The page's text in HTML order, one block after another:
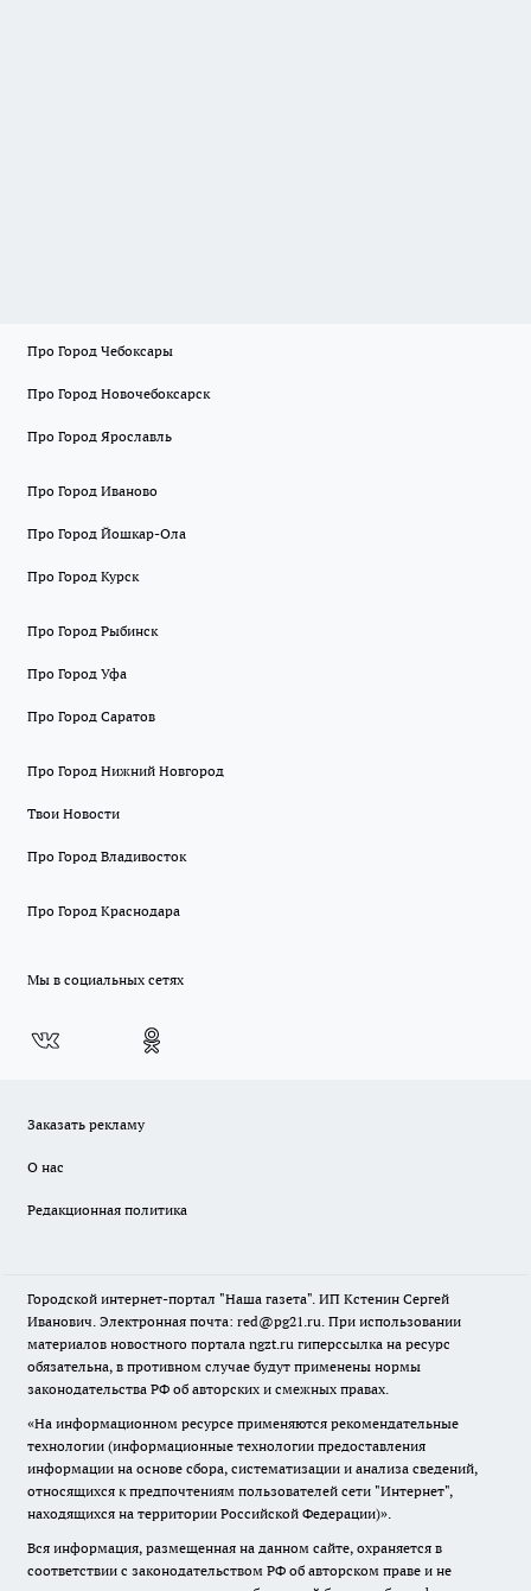
Про Город Чебоксары
Про Город Новочебоксарск
Про Город Ярославль
Про Город Иваново
Про Город Йошкар-Ола
Про Город Курск
Про Город Рыбинск
Про Город Уфа
Про Город Саратов
Про Город Нижний Новгород
Твои Новости
Про Город Владивосток
Про Город Краснодара
Мы в социальных сетях
Заказать рекламу
О нас
Редакционная политика
Городской интернет-портал "Наша газета". ИП Кстенин Сергей
Иванович. Электронная почта: red@pg21.ru. При использовании
материалов новостного портала ngzt.ru гиперссылка на ресурс
обязательна, в противном случае будут применены нормы
законодательства РФ об авторских и смежных правах.
«На информационном ресурсе применяются рекомендательные
технологии (информационные технологии предоставления
информации на основе сбора, систематизации и анализа сведений,
относящихся к предпочтениям пользователей сети "Интернет",
находящихся на территории Российской Федерации)».
Вся информация, размещенная на данном сайте, охраняется в
соответствии с законодательством РФ об авторском праве и не